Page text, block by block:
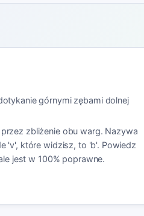
górnymi zębami dolnej
zbliżenie obu warg. Nazywa
'v', które widzisz, to 'b'. Powiedz
jest w 100% poprawne.